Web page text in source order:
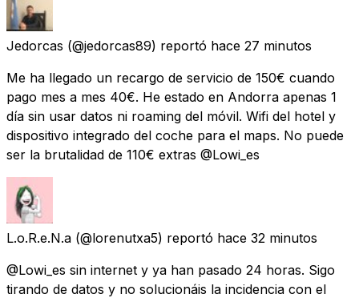
Jedorcas (@jedorcas89) reportó hace 27 minutos
Me ha llegado un recargo de servicio de 150€ cuando
pago mes a mes 40€. He estado en Andorra apenas 1
día sin usar datos ni roaming del móvil. Wifi del hotel y
dispositivo integrado del coche para el maps. No puede
ser la brutalidad de 110€ extras @Lowi_es
L.o.R.e.N.a (@lorenutxa5) reportó hace 32 minutos
@Lowi_es sin internet y ya han pasado 24 horas. Sigo
tirando de datos y no solucionáis la incidencia con el